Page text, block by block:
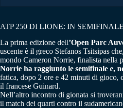
ATP 250 DI LIONE: IN
La prima edizione dell’Open Parc
uscente è il greco Stefanos Tsitsipas
mondo Cameron Norrie, finalista nella
Norrie ha raggiunto le semifinale e,
fatica, dopo 2 ore e 42 minuti di gioco,
il francese Guinard.
Nell’altro incontro di gionata si
il match dei quarti contro il